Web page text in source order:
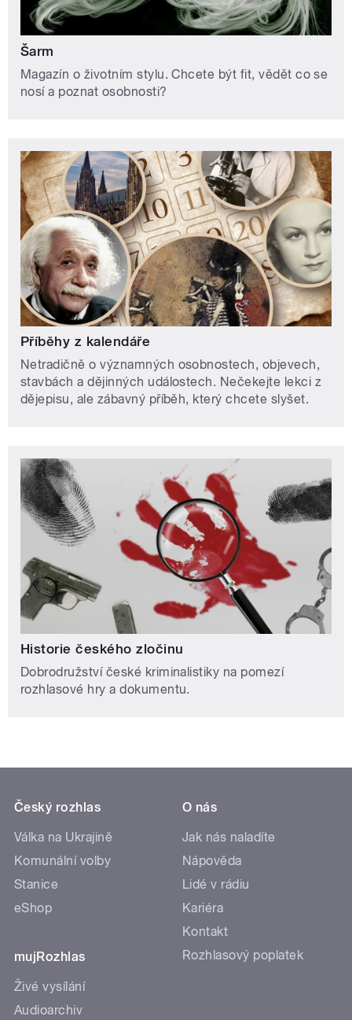
Šarm
Magazín o životním stylu. Chcete být fit, vědět co se
nosí a poznat osobnosti?
Příběhy z kalendáře
Netradičně o významných osobnostech, objevech,
stavbách a dějinných událostech. Nečekejte lekci z
dějepisu, ale zábavný příběh, který chcete slyšet.
Historie českého zločinu
Dobrodružství české kriminalistiky na pomezí
rozhlasové hry a dokumentu.
Český rozhlas
Válka na Ukrajině
Komunální volby
Stanice
eShop
mujRozhlas
Živé vysílání
Audioarchiv
O nás
Jak nás naladíte
Nápověda
Lidé v rádiu
Kariéra
Kontakt
Rozhlasový poplatek